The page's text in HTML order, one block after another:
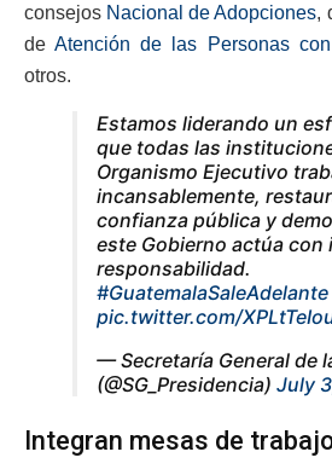
consejos Nacional de Adopciones,
deAtención de las Personas
otros.
Estamos liderando un
que todas las
Organismo Ejecutivo
incansablemente,
confianza pública y
este Gobierno actúa con
responsabilidad.
#GuatemalaSaleAdelante
pic.twitter.com/
— Secretaría General de
(@SG_Presidencia) July
Integran mesas de